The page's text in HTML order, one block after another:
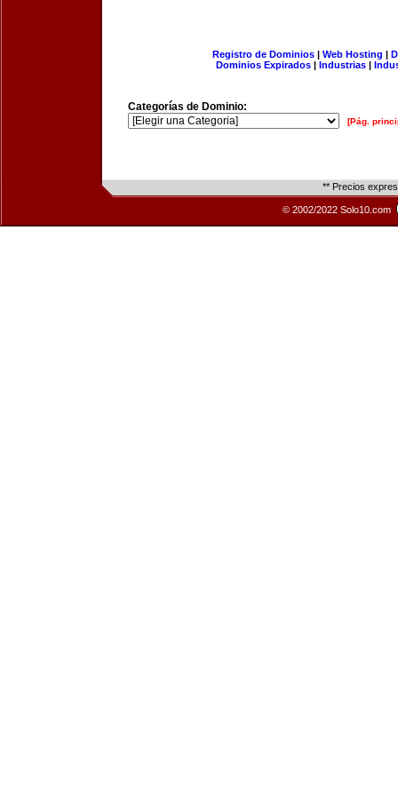
Registro de Dominios| Web Hosting |
Dominios Expirados | Industrias |
Categorías de Dominio:
[Pág.
** Precios
© 2002/2022 Solo10.com